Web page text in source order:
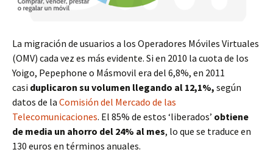
La migración de usuarios a los Operadores Móviles Virtuales
(OMV) cada vez es más evidente. Si en 2010 la cuota de los
Yoigo, Pepephone o Másmovil era del 6,8%, en 2011
casi duplicaron su volumen llegando al 12,1%, según
datos de la Comisión del Mercado de las
Telecomunicaciones. El 85% de estos ‘liberados’ obtiene
de media un ahorro del 24% al mes, lo que se traduce en
130 euros en términos anuales.